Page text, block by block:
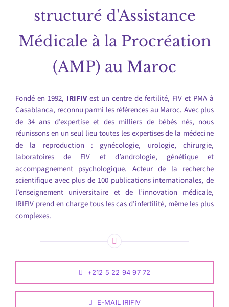
structuré d'Assistance
Médicale à la Procréation
(AMP) au Maroc
Fondé en 1992, IRIFIVest un centre de fertilité, FIV et PMA à
Casablanca, reconnu parmi les références au Maroc. Avec plus
de 34 ans d’expertise et des milliers de bébés nés, nous
réunissons en un seul lieu toutes les expertises de la médecine
de la reproduction : gynécologie, urologie, chirurgie,
laboratoires de FIV et d’andrologie, génétique et
accompagnement psychologique. Acteur de la recherche
scientifique avec plus de 100 publications internationales, de
l’enseignement universitaire et de l’innovation médicale,
IRIFIV prend en charge tous les cas d’infertilité, même les plus
complexes.
+212 5 22 94 97 72
E-MAIL IRIFIV